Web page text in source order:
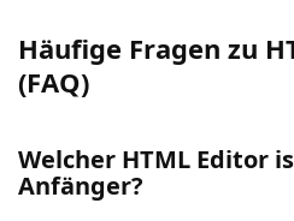
Häufige Fragen zu
(FAQ)
Welcher HTML Editor
Anfänger?